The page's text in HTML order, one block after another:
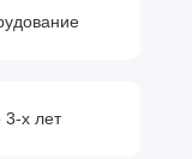
3-х лет